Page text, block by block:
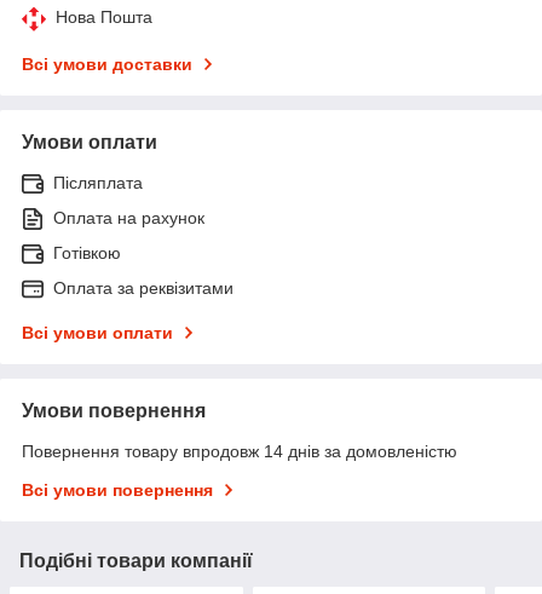
Нова Пошта
Всі умови доставки
Умови оплати
Післяплата
Оплата на рахунок
Готівкою
Оплата за реквізитами
Всі умови оплати
Умови повернення
Повернення товару впродовж 14 днів за домовленістю
Всі умови повернення
Подібні товари компанії